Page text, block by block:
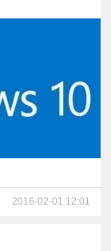
2016-02-01 12:01